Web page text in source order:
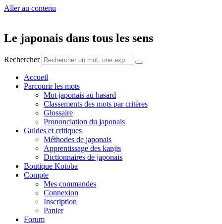
Aller au contenu
Le japonais dans tous les sens
Rechercher
Accueil
Parcourir les mots
Mot japonais au hasard
Classements des mots par critères
Glossaire
Prononciation du japonais
Guides et critiques
Méthodes de japonais
Apprentissage des kanjis
Dictionnaires de japonais
Boutique Kotoba
Compte
Mes commandes
Connexion
Inscription
Panier
Forum